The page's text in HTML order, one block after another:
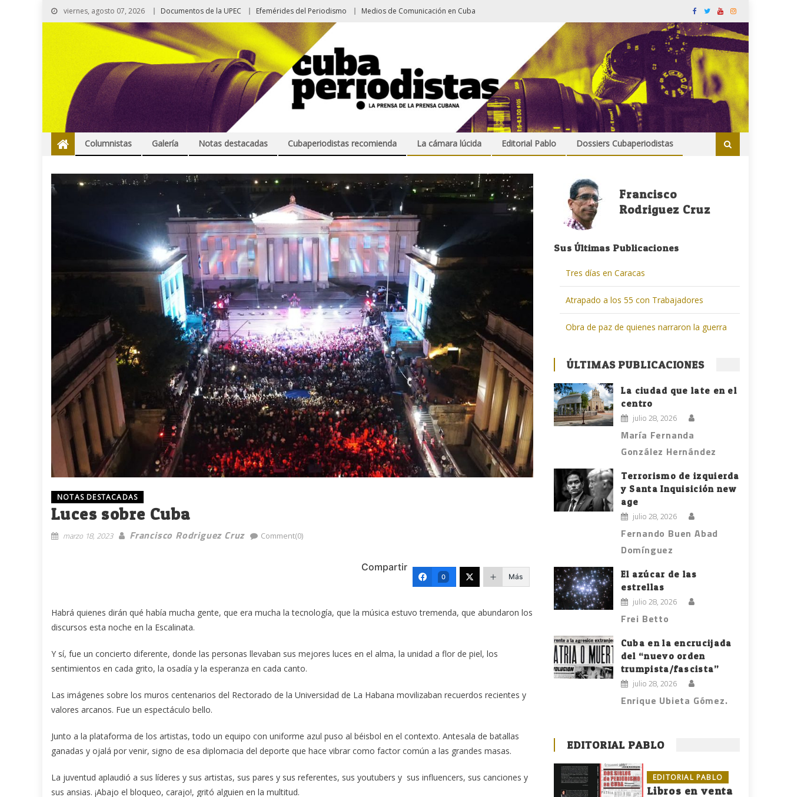
viernes, agosto 07, 2026 Documentos de la UPEC Efemérides del Periodismo Medios de Comunicación en Cuba
Columnistas Galería Notas destacadas Cubaperiodistas recomienda La cámara lúcida Editorial Pablo Dossiers Cubaperiodistas
NOTAS DESTACADAS
Luces sobre Cuba
marzo 18, 2023 Francisco Rodriguez Cruz Comment(0)
Compartir
0 Más
Habrá quienes dirán qué había mucha gente, que era mucha la tecnología, que la música estuvo tremenda, que abundaron los
discursos esta noche en la Escalinata.
Y sí, fue un concierto diferente, donde las personas llevaban sus mejores luces en el alma, la unidad a flor de piel, los
sentimientos en cada grito, la osadía y la esperanza en cada canto.
Las imágenes sobre los muros centenarios del Rectorado de la Universidad de La Habana movilizaban recuerdos recientes y
valores arcanos. Fue un espectáculo bello.
Junto a la plataforma de los artistas, todo un equipo con uniforme azul puso al béisbol en el contexto. Antesala de batallas
ganadas y ojalá por venir, signo de esa diplomacia del deporte que hace vibrar como factor común a las grandes masas.
La juventud aplaudió a sus líderes y sus artistas, sus pares y sus referentes, sus youtubers y sus influencers, sus canciones y
sus ansias. ¡Abajo el bloqueo, carajo!, gritó alguien en la multitud.
Francisco
Rodriguez Cruz
Sus Últimas Publicaciones
Tres días en Caracas
Atrapado a los 55 con Trabajadores
Obra de paz de quienes narraron la guerra
ÚLTIMAS PUBLICACIONES
La ciudad que late en el
centro
julio 28, 2026
María Fernanda
González Hernández
Terrorismo de izquierda
y Santa Inquisición new
age
julio 28, 2026
Fernando Buen Abad
Domínguez
El azúcar de las
estrellas
julio 28, 2026
Frei Betto
Cuba en la encrucijada
del “nuevo orden
trumpista/fascista”
julio 28, 2026
Enrique Ubieta Gómez.
EDITORIAL PABLO
EDITORIAL PABLO
Libros en venta